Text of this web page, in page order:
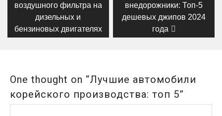
по
записям
post:
воздушного фильтра на
дизельных и
бензиновых двигателях
post:
внедорожники: Топ-5
дешевых джипов 2024
года
One thought on “Лучшие автомобили
корейского производства: топ 5”